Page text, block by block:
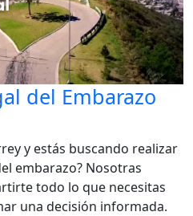
del Embarazo
y estás buscando realizar
embarazo? Nosotras
todo lo que necesitas
una decisión informada.